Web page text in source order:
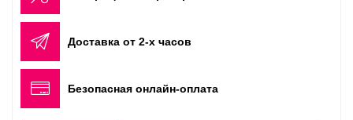
Доставка от 2-х часов
Безопасная онлайн-оплата